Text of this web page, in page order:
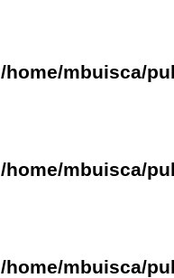
/home/mbuisca/
/home/mbuisca/
/home/mbuisca/